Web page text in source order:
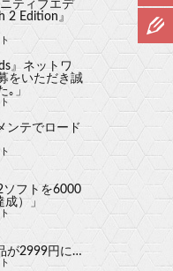
ティブエデ
2 Edition』
』ネットワ
をいただき誠
｡」
ンテでロード
ソフトを6000
）」
が2999円に…